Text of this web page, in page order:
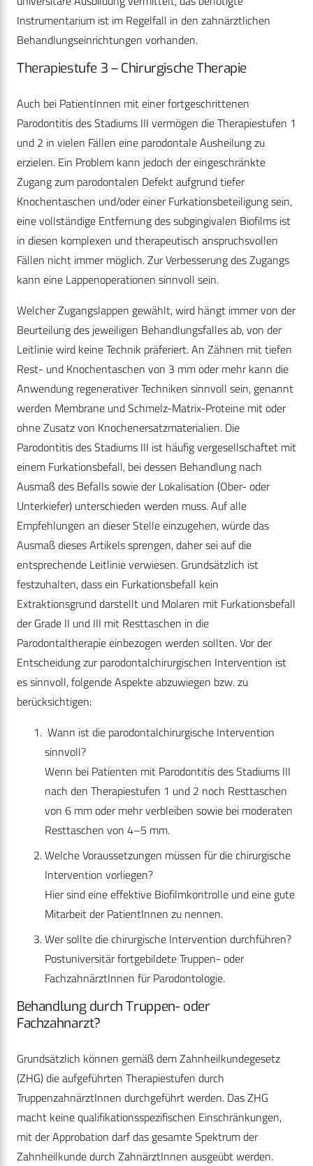
Instrumentarium ist im Regelfall in den zahnärztlichen
Behandlungseinrichtungen vorhanden.
Therapiestufe 3 – Chirurgische Therapie
Auch bei PatientInnen mit einer fortgeschrittenen
Parodontitis des Stadiums III vermögen die Therapiestufen 1
und 2 in vielen Fällen eine parodontale Ausheilung zu
erzielen. Ein Problem kann jedoch der eingeschränkte
Zugang zum parodontalen Defekt aufgrund tiefer
Knochentaschen und/oder einer Furkationsbeteiligung sein,
eine vollständige Entfernung des subgingivalen Biofilms ist
in diesen komplexen und therapeutisch anspruchsvollen
Fällen nicht immer möglich. Zur Verbesserung des Zugangs
kann eine Lappenoperationen sinnvoll sein.
Welcher Zugangslappen gewählt, wird hängt immer von der
Beurteilung des jeweiligen Behandlungsfalles ab, von der
Leitlinie wird keine Technik präferiert. An Zähnen mit tiefen
Rest- und Knochentaschen von 3 mm oder mehr kann die
Anwendung regenerativer Techniken sinnvoll sein, genannt
werden Membrane und Schmelz-Matrix-Proteine mit oder
ohne Zusatz von Knochen­ersatzmaterialien. Die
Parodontitis des Stadiums III ist häufig vergesellschaftet mit
einem Furkationsbefall, bei dessen Behandlung nach
Ausmaß des Befalls sowie der Lokalisation (Ober- oder
Unterkiefer) unterschieden werden muss. Auf alle
Empfehlungen an dieser Stelle einzugehen, würde das
Ausmaß dieses Artikels sprengen, daher sei auf die
entsprechende Leitlinie verwiesen. Grundsätzlich ist
festzuhalten, dass ein Furkationsbefall kein
Extraktionsgrund darstellt und Molaren mit Furkationsbefall
der Grade II und III mit Resttaschen in die
Parodontaltherapie einbezogen werden sollten. Vor der
Entscheidung zur parodontalchirurgischen Intervention ist
es sinnvoll, folgende Aspekte abzuwiegen bzw. zu
berücksichtigen:
Wann ist die parodontalchirurgische Intervention
sinnvoll?
Wenn bei Patienten mit Parodontitis des Stadiums III
nach den Therapiestufen 1 und 2 noch Resttaschen
von 6 mm oder mehr verbleiben sowie bei moderaten
Resttaschen von 4–5 mm.
Welche Voraussetzungen müssen für die chirurgische
Intervention vorliegen?
Hier sind eine effektive Biofilmkontrolle und eine gute
Mitarbeit der PatientInnen zu nennen.
Wer sollte die chirurgische Intervention durchführen?
Postuniversitär fortgebildete Truppen- oder
FachzahnärztInnen für Parodontologie.
Behandlung durch Truppen- oder
Fachzahnarzt?
Grundsätzlich können gemäß dem Zahnheilkundegesetz
(ZHG) die aufgeführten Therapiestufen durch
TruppenzahnärztInnen durchgeführt werden. Das ZHG
macht keine qualifikationsspezifischen Einschränkungen,
mit der Approbation darf das gesamte Spektrum der
Zahnheilkunde durch ZahnärztInnen ausgeübt werden.